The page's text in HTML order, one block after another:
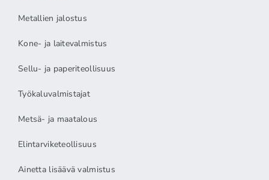
Metallien jalostus
Kone- ja laitevalmistus
Sellu- ja paperiteollisuus
Työkaluvalmistajat
Metsä- ja maatalous
Elintarviketeollisuus
Ainetta lisäävä valmistus